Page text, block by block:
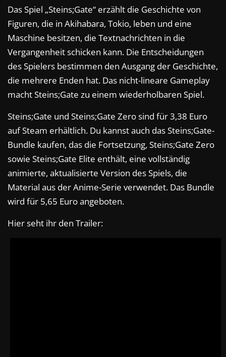
Das Spiel „Steins;Gate“ erzählt die Geschichte von
Figuren, die in Akihabara, Tokio, leben und eine
Maschine besitzen, die Textnachrichten in die
Vergangenheit schicken kann. Die Entscheidungen
des Spielers bestimmen den Ausgang der Geschichte,
die mehrere Enden hat. Das nicht-lineare Gameplay
macht Steins;Gate zu einem wiederholbaren Spiel.
Steins;Gate und Steins;Gate Zero sind für 3,38 Euro
auf Steam erhältlich. Du kannst auch das Steins;Gate-
Bundle kaufen, das die Fortsetzung, Steins;Gate Zero
sowie Steins;Gate Elite enthält, eine vollständig
animierte, aktualisierte Version des Spiels, die
Material aus der Anime-Serie verwendet. Das Bundle
wird für 5,65 Euro angeboten.
Hier seht ihr den Trailer: